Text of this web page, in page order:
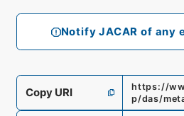
Notify JACAR of any
Copy URI
https://
p/das/